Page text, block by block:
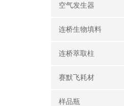
空气发生器
连桥生物填料
连桥萃取柱
赛默飞耗材
样品瓶